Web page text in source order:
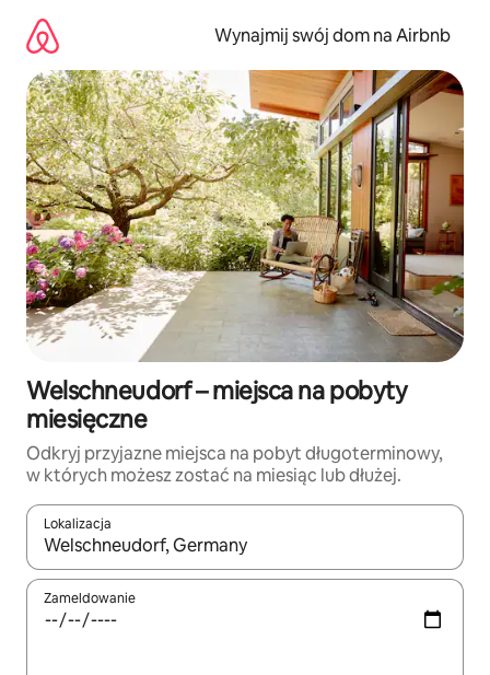
treści
Wynajmij swój dom na Airbnb
Welschneudorf – miejsca na pobyty
miesięczne
Odkryj przyjazne miejsca na pobyt długoterminowy,
w których możesz zostać na miesiąc lub dłużej.
Lokalizacja
Gdy wyniki będą dostępne, możesz poruszać się po nich za
Zameldowanie